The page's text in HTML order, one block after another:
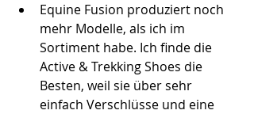
Equine Fusion produziert noch
mehr Modelle, als ich im
Sortiment habe. Ich finde die
Active & Trekking Shoes die
Besten, weil sie über sehr
einfach Verschlüsse und eine